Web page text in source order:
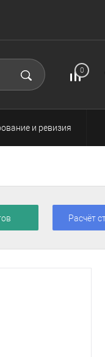
0
и ревизия
Расчёт